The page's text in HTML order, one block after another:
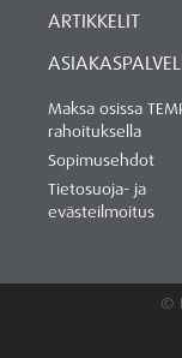
ARTIKKELIT
Maksa osissa
rahoituksella
Sopimusehdot
Tietosuoja- ja
evästeilmoitus
©